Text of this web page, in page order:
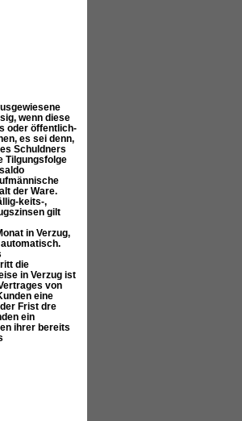
wenn diese
oder öffentlich-
es sei denn,
Schuldners
Tilgungsfolge
der Ware.
keits-,
gilt
in Verzug,
die
in Verzug ist
von
eine
Frist dre
ein
ihrer bereits